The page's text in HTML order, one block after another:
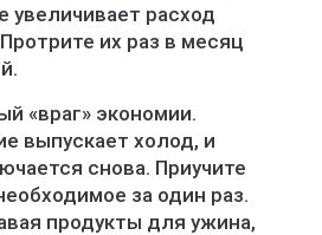
увеличивает расход
их раз в месяц
«враг» экономии.
выпускает холод, и
снова. Приучите
за один раз.
продукты для ужина,